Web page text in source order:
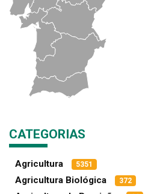
CATEGORIAS
Agricultura 5351
Agricultura Biológica 372